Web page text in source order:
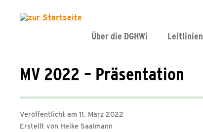
Über die DGHWi Leitlinien
MV 2022 – Präsentation
Veröffentlicht am 11. März 2022
Erstellt von Heike Saalmann